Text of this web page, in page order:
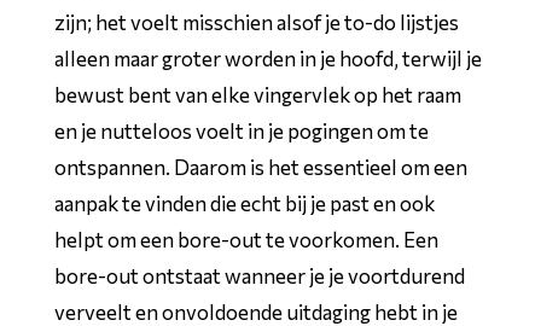
zijn; het voelt misschien alsof je to-do lijstjes
alleen maar groter worden in je hoofd, terwijl je
bewust bent van elke vingervlek op het raam
en je nutteloos voelt in je pogingen om te
ontspannen. Daarom is het essentieel om een
aanpak te vinden die echt bij je past en ook
helpt om een bore-out te voorkomen. Een
bore-out ontstaat wanneer je je voortdurend
verveelt en onvoldoende uitdaging hebt in je